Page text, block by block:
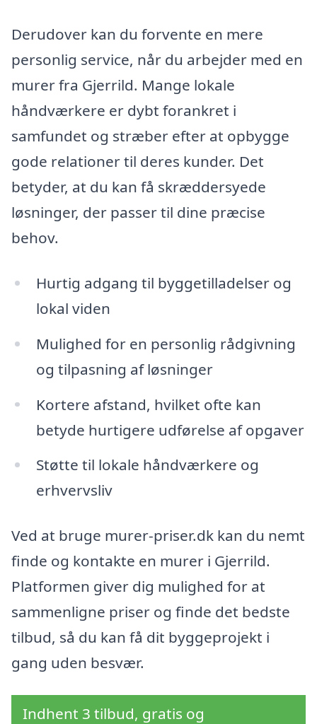
Derudover kan du forvente en mere
personlig service, når du arbejder med en
murer fra Gjerrild. Mange lokale
håndværkere er dybt forankret i
samfundet og stræber efter at opbygge
gode relationer til deres kunder. Det
betyder, at du kan få skræddersyede
løsninger, der passer til dine præcise
behov.
Hurtig adgang til byggetilladelser og
lokal viden
Mulighed for en personlig rådgivning
og tilpasning af løsninger
Kortere afstand, hvilket ofte kan
betyde hurtigere udførelse af opgaver
Støtte til lokale håndværkere og
erhvervsliv
Ved at bruge murer-priser.dk kan du nemt
finde og kontakte en murer i Gjerrild.
Platformen giver dig mulighed for at
sammenligne priser og finde det bedste
tilbud, så du kan få dit byggeprojekt i
gang uden besvær.
Indhent 3 tilbud, gratis og